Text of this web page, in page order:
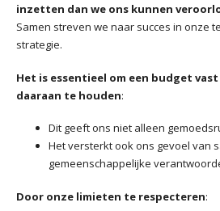
inzetten dan we ons kunnen
Samen streven we naar succes in onze
strategie.
Het is essentieel om een budget
daaraan te houden:
Dit geeft ons niet alleen
Het versterkt ook ons gevoel van
gemeenschappelijke
Door onze limieten te respecteren: